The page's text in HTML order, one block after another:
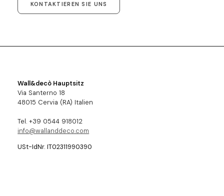
KONTAKTIEREN SIE UNS
Wall&decò Hauptsitz
Via Santerno 18
48015 Cervia (RA) Italien
Tel. +39 0544 918012
info@wallanddeco.com
USt-IdNr. IT02311990390